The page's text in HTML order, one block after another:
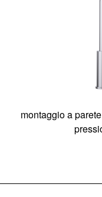
montaggio a